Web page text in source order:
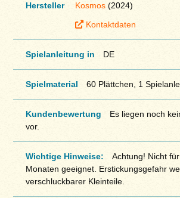
Hersteller Kosmos(2024)
Kontaktdaten
Spielanleitung in DE
Spielmaterial 60 Plättchen, 1
Kundenbewertung
Es liegen noch
vor.
Wichtige Hinweise:
Achtung! Nicht
Monaten geeignet. Erstickungsgefahr
verschluckbarer Kleinteile.